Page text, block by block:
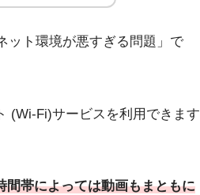
ット環境が悪すぎる問題」で
(Wi-Fi)サービスを利用できます
間帯によっては動画もまともに